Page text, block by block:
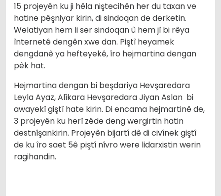
15 projeyên ku ji hêla niştecihên her du taxan ve
hatine pêşniyar kirin, di sindoqan de derketin.
Welatiyan hem li ser sindoqan û hem jî bi rêya
înternetê dengên xwe dan. Piştî heyamek
dengdanê ya hefteyekê, îro hejmartina dengan
pêk hat.
Hejmartina dengan bi beşdariya Hevşaredara
Leyla Ayaz, Alîkara Hevşaredara Jiyan Aslan bi
awayekî giştî hate kirin. Di encama hejmartinê de,
3 projeyên ku herî zêde deng wergirtin hatin
destnîşankirin. Projeyên bijartî dê di civînek giştî
de ku îro saet 5ê piştî nîvro were lidarxistin werin
ragihandin.